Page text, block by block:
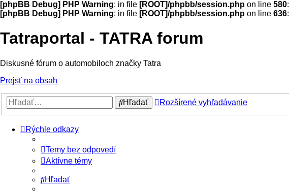
[phpBB Debug] PHP Warning: in file [ROOT]/phpbb/session.php on line 580:
[phpBB Debug] PHP Warning: in file [ROOT]/phpbb/session.php on line 636:
Tatraportal - TATRA forum
Diskusné fórum o automobiloch značky Tatra
Prejsť na obsah
Hľadať Rozšírené vyhľadávanie
Rýchle odkazy
Temy bez odpovedí
Aktívne témy
Hľadať